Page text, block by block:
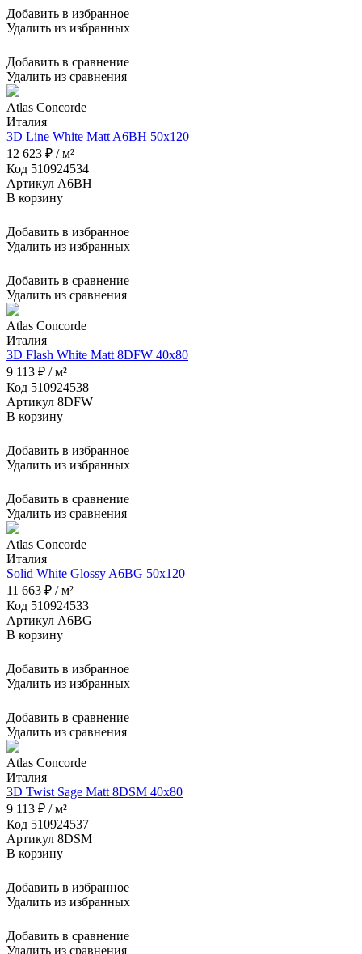
Добавить в избранное
Удалить из избранных
Добавить в сравнение
Удалить из сравнения
Atlas Concorde
Италия
3D Line White Matt A6BH 50x120
12 623 ₽ / м²
Код 510924534
Артикул A6BH
В корзину
Добавить в избранное
Удалить из избранных
Добавить в сравнение
Удалить из сравнения
Atlas Concorde
Италия
3D Flash White Matt 8DFW 40x80
9 113 ₽ / м²
Код 510924538
Артикул 8DFW
В корзину
Добавить в избранное
Удалить из избранных
Добавить в сравнение
Удалить из сравнения
Atlas Concorde
Италия
Solid White Glossy A6BG 50x120
11 663 ₽ / м²
Код 510924533
Артикул A6BG
В корзину
Добавить в избранное
Удалить из избранных
Добавить в сравнение
Удалить из сравнения
Atlas Concorde
Италия
3D Twist Sage Matt 8DSM 40x80
9 113 ₽ / м²
Код 510924537
Артикул 8DSM
В корзину
Добавить в избранное
Удалить из избранных
Добавить в сравнение
Удалить из сравнения